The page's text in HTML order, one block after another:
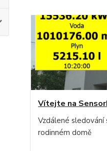
Vítejte na
Vzdálené
rodinném domě